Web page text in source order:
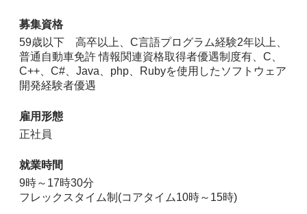
募集資格
59歳以下 高卒以上、C言語プログラム経験2年以上、
普通自動車免許 情報関連資格取得者優遇制度有、C、
C++、C#、Java、php、Rubyを使用したソフトウェア
開発経験者優遇
雇用形態
正社員
就業時間
9時～17時30分
フレックスタイム制(コアタイム10時～15時)